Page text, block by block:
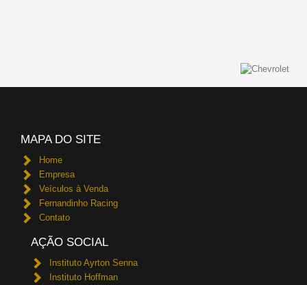
MAPA DO SITE
Home
Empresa
Veículos à Venda
Fernandinho Racing
Contato
AÇÃO SOCIAL
Instituto Ayrton Senna
Instituto Hoffman